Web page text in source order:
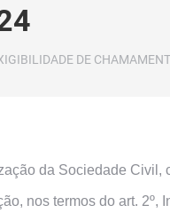
DE
da Sociedade
nos termos do art. 2º,